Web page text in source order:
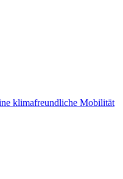
klimafreundliche Mobilität